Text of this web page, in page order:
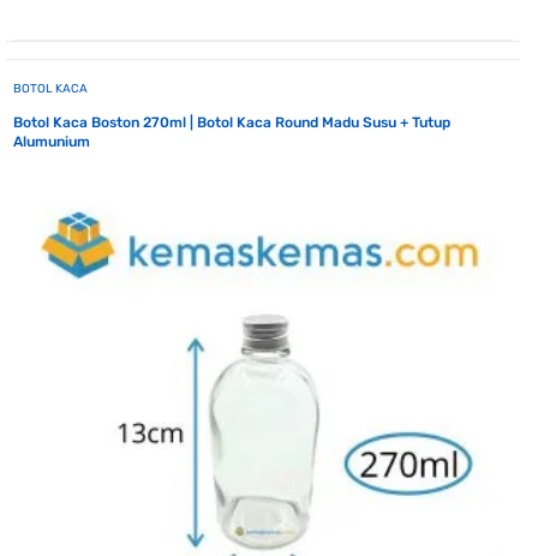
BOTOL KACA
Botol Kaca Boston 270ml | Botol Kaca Round Madu Susu + Tutup
Alumunium